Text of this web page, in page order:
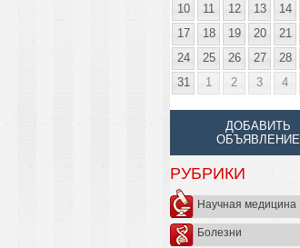
10
11 12 13 14
17
18 19 20 21
24
25 26 27 28
31
1 2 3 4
ДОБАВИТЬ
ОБЪЯВЛЕНИЕ
РУБРИКИ
Научная медицина
Болезни